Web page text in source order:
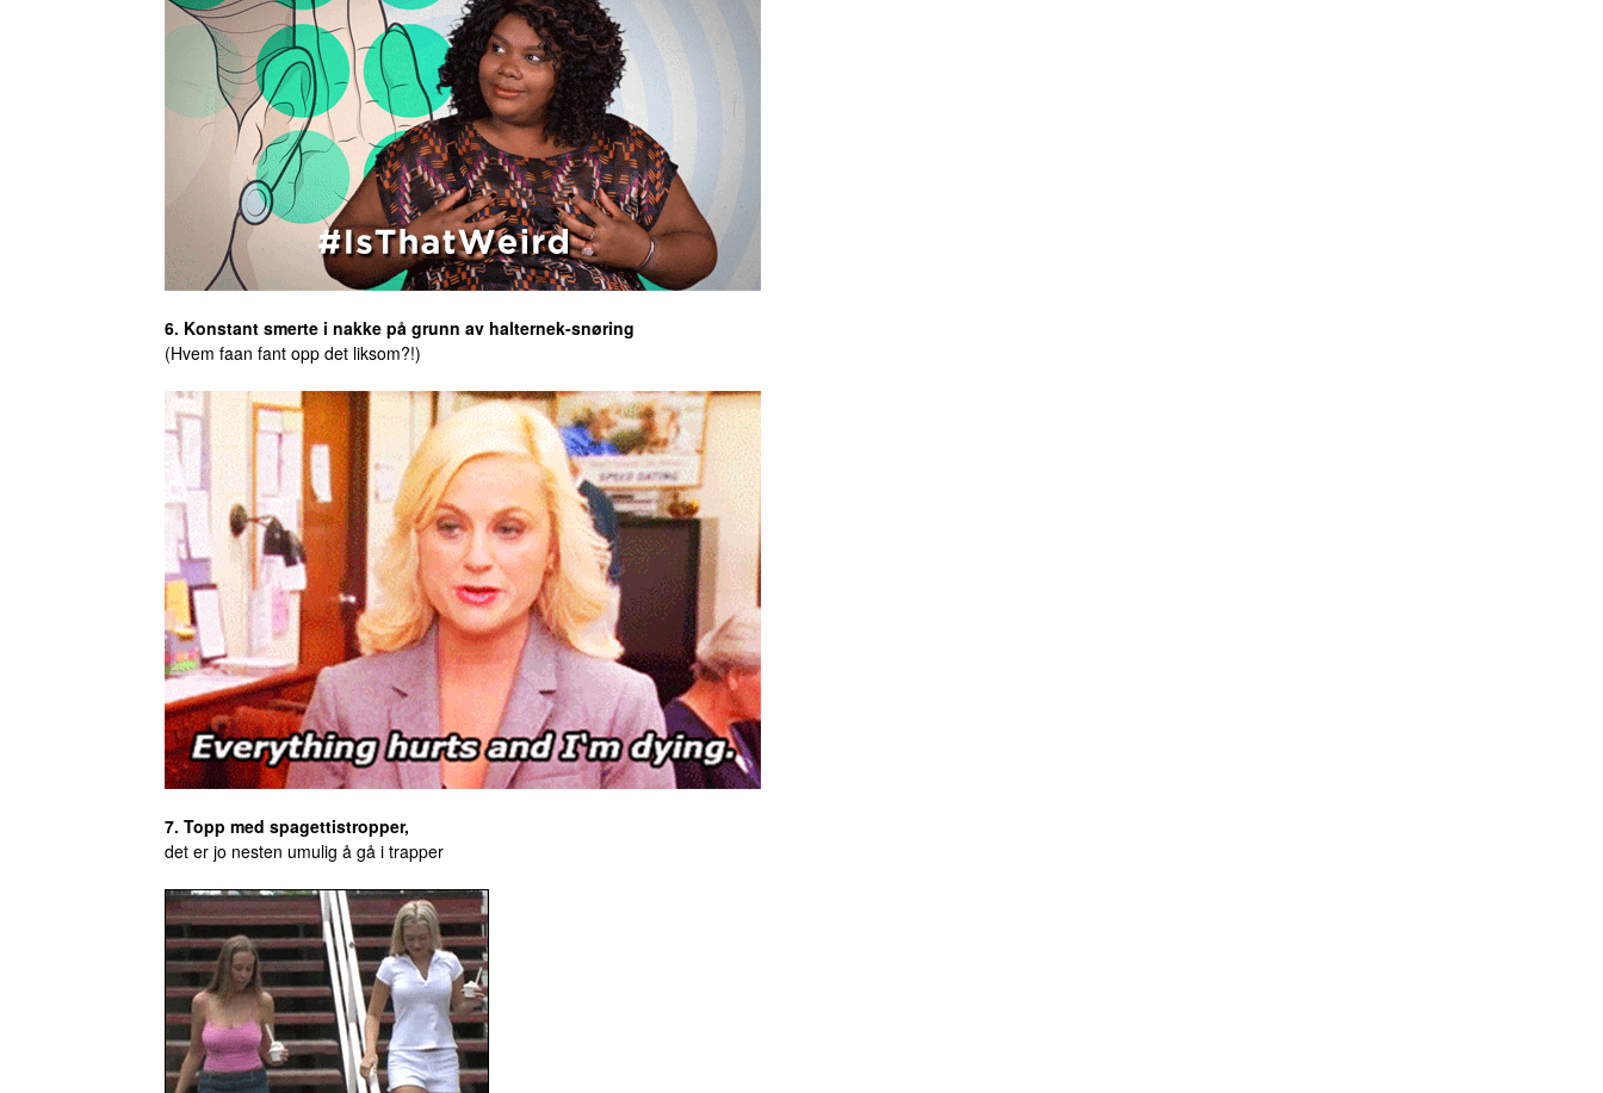
6. Konstant smerte i nakke på grunn av halternek-snøring
(Hvem faan fant opp det liksom?!)
7. Topp med spagettistropper,
det er jo nesten umulig å gå i trapper